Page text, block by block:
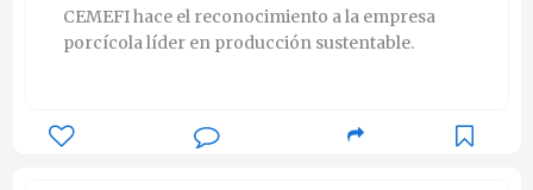
CEMEFI hace el reconocimiento a la empresa
porcícola líder en producción sustentable.